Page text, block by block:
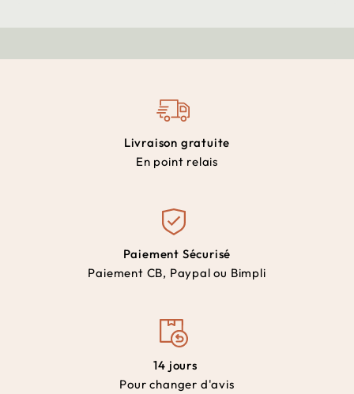
Livraison gratuite
En point relais
Paiement Sécurisé
Paiement CB, Paypal ou Bimpli
14 jours
Pour changer d'avis